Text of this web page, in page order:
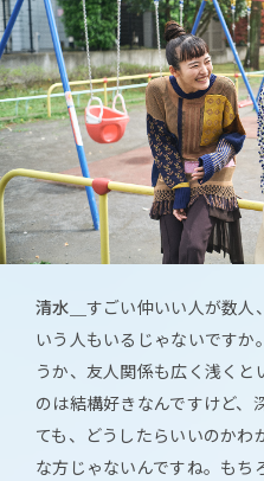
清水＿ すごい仲いい人が数人
いう人もいるじゃないです
うか、友人関係も広く浅く
のは結構好きなんですけど、
ても、どうしたらいいのかわ
な方じゃないんですね。もち